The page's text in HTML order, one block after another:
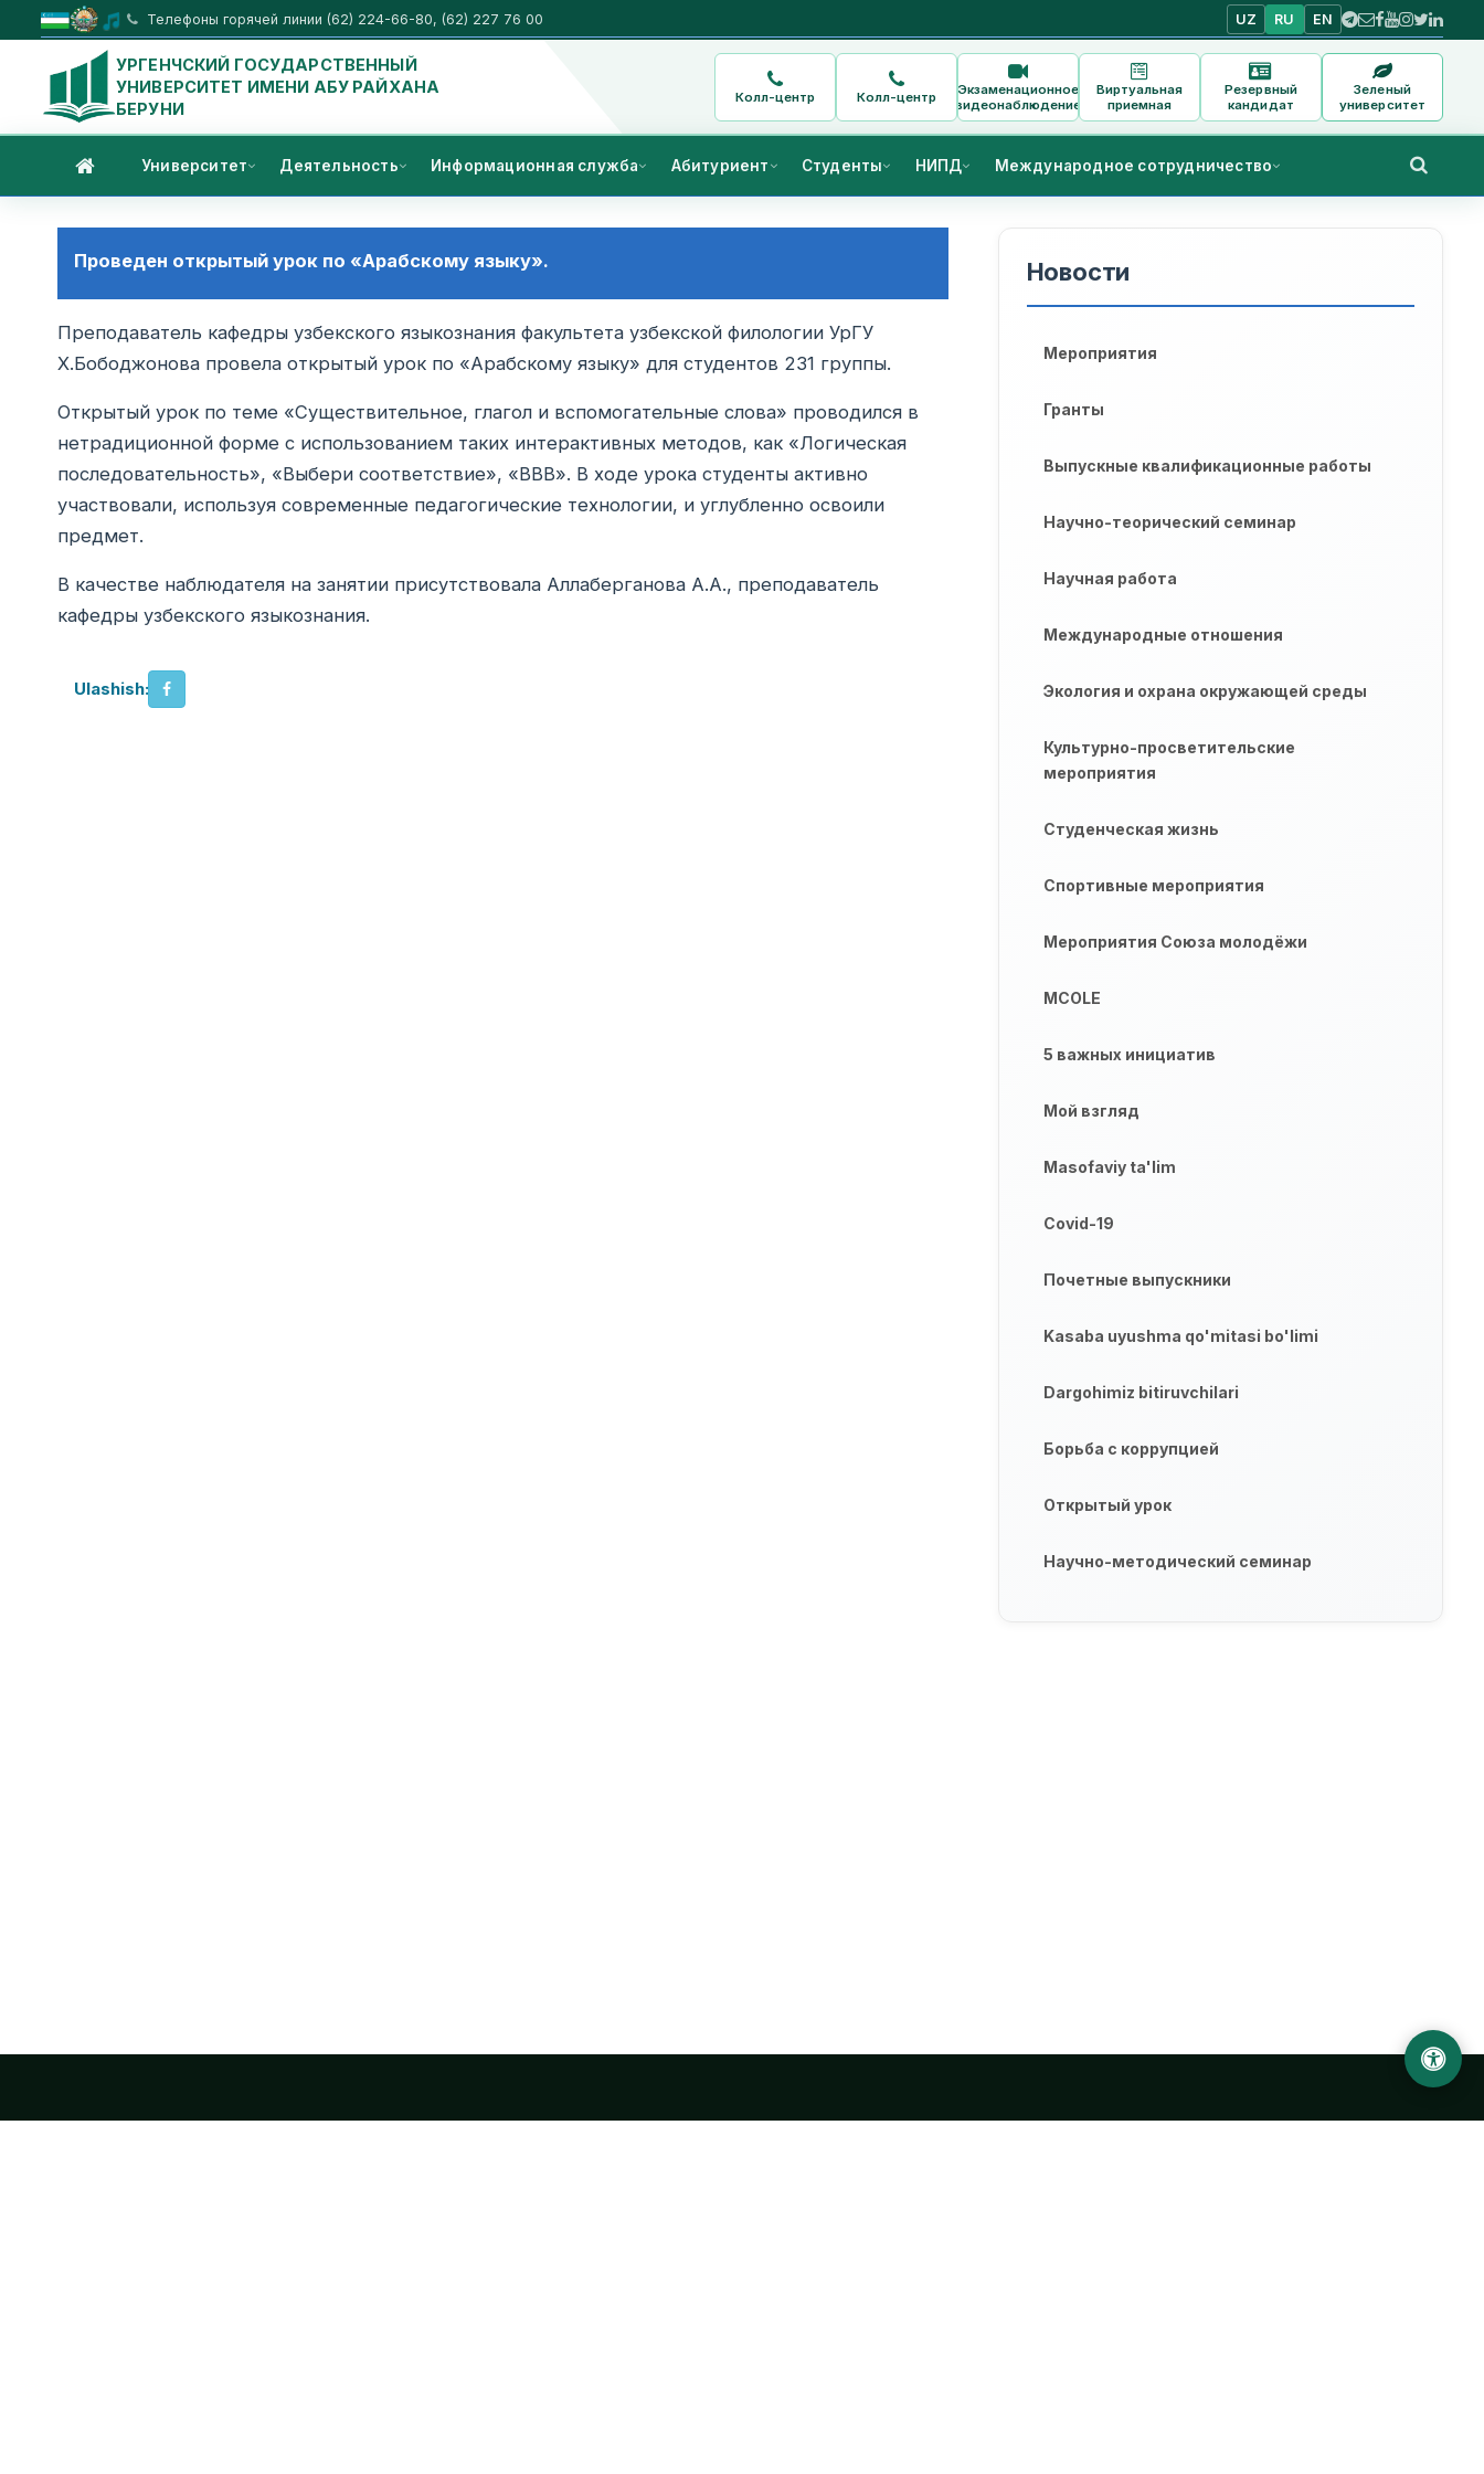
Телефоны горячей линии (62) 224-66-80, (62) 227 76 00 UZ RU EN
УРГЕНЧСКИЙ ГОСУДАРСТВЕННЫЙ
УНИВЕРСИТЕТ ИМЕНИ АБУ РАЙХАНА
БЕРУНИ
Колл-центр Колл-центр
Экзаменационное
видеонаблюдение
Виртуальная
приемная
Резервный
кандидат
Зеленый
университет
Университет Деятельность Информационная служба Абитуриент Студенты НИПД Международное сотрудничество
Проведен открытый урок по «Арабскому языку».
Преподаватель кафедры узбекского языкознания факультета узбекской филологии УрГУ
Х.Бободжонова провела открытый урок по «Арабскому языку» для студентов 231 группы.
Открытый урок по теме «Существительное, глагол и вспомогательные слова» проводился в
нетрадиционной форме с использованием таких интерактивных методов, как «Логическая
последовательность», «Выбери соответствие», «ВВВ». В ходе урока студенты активно
участвовали, используя современные педагогические технологии, и углубленно освоили
предмет.
В качестве наблюдателя на занятии присутствовала Аллаберганова А.А., преподаватель
кафедры узбекского языкознания.
Ulashish:
Новости
Мероприятия
Гранты
Выпускные квалификационные работы
Научно-теорический семинар
Научная работа
Международные отношения
Экология и охрана окружающей среды
Культурно-просветительские
мероприятия
Студенческая жизнь
Спортивные мероприятия
Мероприятия Союза молодёжи
MCOLE
5 важных инициатив
Мой взгляд
Masofaviy ta'lim
Covid-19
Почетные выпускники
Kasaba uyushma qo'mitasi bo'limi
Dargohimiz bitiruvchilari
Борьба с коррупцией
Открытый урок
Научно-методический семинар